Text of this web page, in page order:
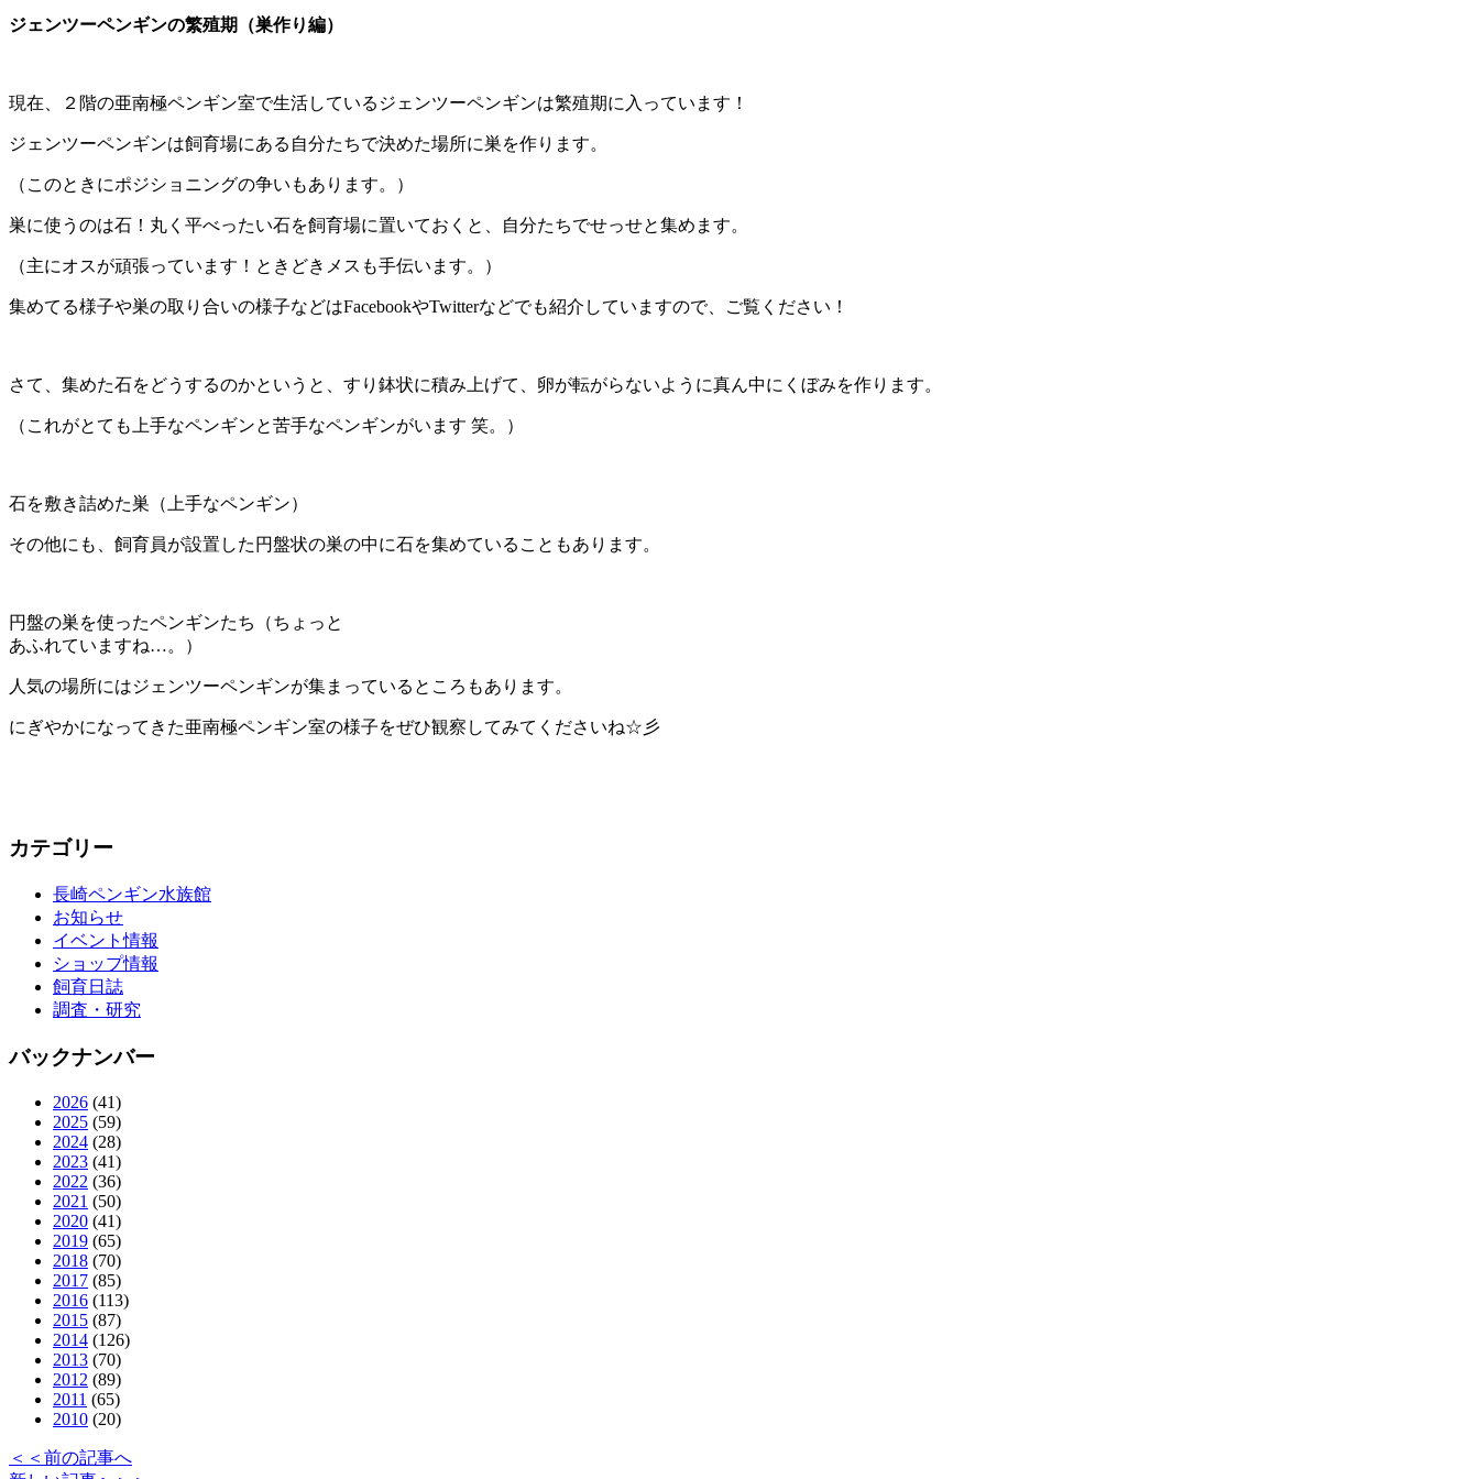
ジェンツーペンギンの繁殖期（巣作り編）
現在、２階の亜南極ペンギン室で生活しているジェンツーペンギンは繁殖期に入っています！
ジェンツーペンギンは飼育場にある自分たちで決めた場所に巣を作ります。
（このときにポジショニングの争いもあります。）
巣に使うのは石！丸く平べったい石を飼育場に置いておくと、自分たちでせっせと集めます。
（主にオスが頑張っています！ときどきメスも手伝います。）
集めてる様子や巣の取り合いの様子などはFacebookやTwitterなどでも紹介していますので、ご覧ください！
さて、集めた石をどうするのかというと、すり鉢状に積み上げて、卵が転がらないように真ん中にくぼみを作ります。
（これがとても上手なペンギンと苦手なペンギンがいます 笑。）
石を敷き詰めた巣（上手なペンギン）
その他にも、飼育員が設置した円盤状の巣の中に石を集めていることもあります。
円盤の巣を使ったペンギンたち（ちょっと
あふれていますね…。）
人気の場所にはジェンツーペンギンが集まっているところもあります。
にぎやかになってきた亜南極ペンギン室の様子をぜひ観察してみてくださいね☆彡
カテゴリー
長崎ペンギン水族館
お知らせ
イベント情報
ショップ情報
飼育日誌
調査・研究
バックナンバー
2026 (41)
2025 (59)
2024 (28)
2023 (41)
2022 (36)
2021 (50)
2020 (41)
2019 (65)
2018 (70)
2017 (85)
2016 (113)
2015 (87)
2014 (126)
2013 (70)
2012 (89)
2011 (65)
2010 (20)
＜＜前の記事へ